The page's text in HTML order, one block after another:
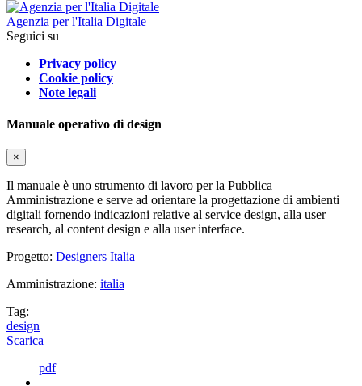
Agenzia per l'Italia Digitale
Seguici su
Privacy policy
Cookie policy
Note legali
Manuale operativo di design
×
Il manuale è uno strumento di lavoro per la Pubblica
Amministrazione e serve ad orientare la progettazione di ambienti
digitali fornendo indicazioni relative al service design, alla user
research, al content design e alla user interface.
Progetto: Designers Italia
Amministrazione: italia
Tag:
design
Scarica
pdf